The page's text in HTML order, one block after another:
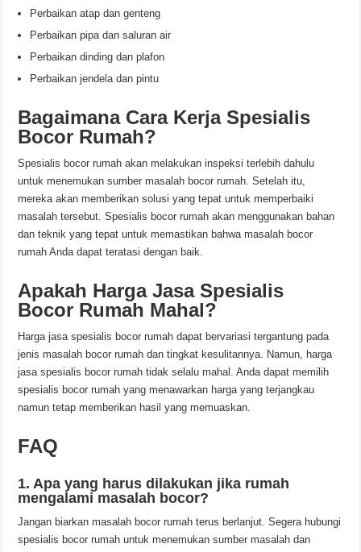
Perbaikan atap dan genteng
Perbaikan pipa dan saluran air
Perbaikan dinding dan plafon
Perbaikan jendela dan pintu
Bagaimana Cara Kerja Spesialis
Bocor Rumah?
Spesialis bocor rumah akan melakukan inspeksi terlebih dahulu
untuk menemukan sumber masalah bocor rumah. Setelah itu,
mereka akan memberikan solusi yang tepat untuk memperbaiki
masalah tersebut. Spesialis bocor rumah akan menggunakan bahan
dan teknik yang tepat untuk memastikan bahwa masalah bocor
rumah Anda dapat teratasi dengan baik.
Apakah Harga Jasa Spesialis
Bocor Rumah Mahal?
Harga jasa spesialis bocor rumah dapat bervariasi tergantung pada
jenis masalah bocor rumah dan tingkat kesulitannya. Namun, harga
jasa spesialis bocor rumah tidak selalu mahal. Anda dapat memilih
spesialis bocor rumah yang menawarkan harga yang terjangkau
namun tetap memberikan hasil yang memuaskan.
FAQ
1. Apa yang harus dilakukan jika rumah
mengalami masalah bocor?
Jangan biarkan masalah bocor rumah terus berlanjut. Segera hubungi
spesialis bocor rumah untuk menemukan sumber masalah dan